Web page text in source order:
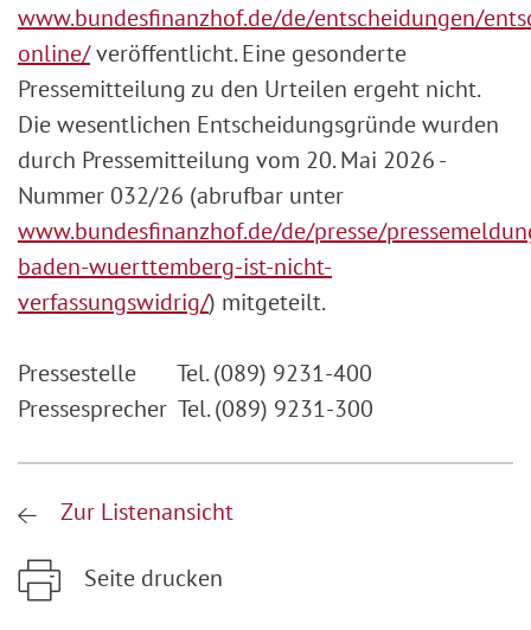
www.bundesfinanzhof.de/de/entscheidungen/
online/veröffentlicht. Eine gesonderte
Pressemitteilung zu den Urteilen ergeht nicht.
Die wesentlichen Entscheidungsgründe wurden
durch Pressemitteilung vom 20. Mai 2026 -
Nummer 032/26 (abrufbar unter
www.bundesfinanzhof.de/de/presse/
baden-wuerttemberg-ist-nicht-
verfassungswidrig/) mitgeteilt.
Pressestelle Tel. (089) 9231-400
Pressesprecher Tel. (089) 9231-300
Zur Listenansicht
Seite drucken